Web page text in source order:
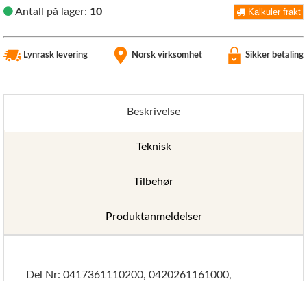
Antall på lager: 10 Kalkuler frakt
Lynrask levering Norsk virksomhet Sikker betaling
Beskrivelse
Teknisk
Tilbehør
Produktanmeldelser
Del Nr: 0417361110200, 0420261161000,